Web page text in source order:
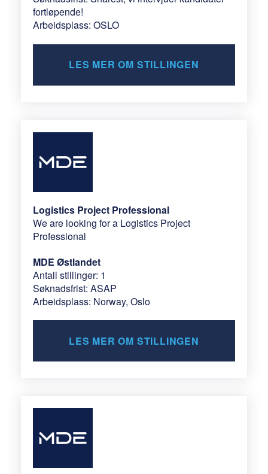
fortløpende!
Arbeidsplass: OSLO
LES MER OM STILLINGEN
Logistics Project Professional
We are looking for a Logistics Project
Professional
MDE Østlandet
Antall stillinger: 1
Søknadsfrist: ASAP
Arbeidsplass: Norway, Oslo
LES MER OM STILLINGEN